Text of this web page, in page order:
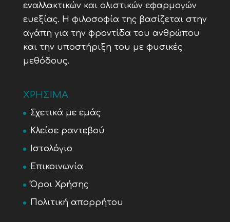
εναλλακτικών και ολιστικών εφαρμογών
ευεξίας. Η φιλοσοφία της βασίζεται στην
αγάπη για την φροντίδα του ανθρώπου
και την υποστήριξη του με φυσικές
μεθόδους.
ΧΡΗΣΙΜΑ
Σχετικά με εμάς
Κλείσε ραντεβού
Ιστολόγιο
Επικοινωνία
Όροι Χρήσης
Πολιτική απορρήτου